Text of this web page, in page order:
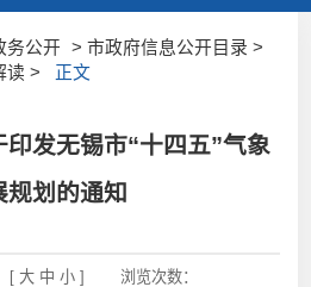
务公开
> 市政府信息公开目录 >
读 >
正文
发无锡市“十四五”气象
规划的通知
[ 大 中 小] 浏览次数：